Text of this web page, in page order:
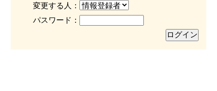
変更する人：
パスワード：